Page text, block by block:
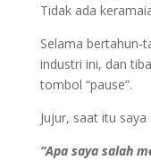
Tidak ada
Selama bertahun-
industri ini, dan
tombol “pause”.
Jujur, saat itu
“Apa saya salah